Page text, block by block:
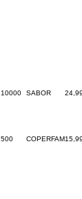
10000 SABOR 24,99
500 COPERFAM15,99